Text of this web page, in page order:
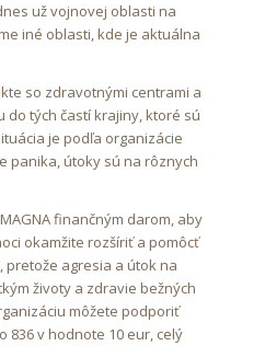
už vojnovej oblasti na
iné oblasti, kde je aktuálna
so zdravotnými centrami a
tých častí krajiny, ktoré sú
je podľa organizácie
panika, útoky sú na rôznych
finančným darom, aby
okamžite rozšíriť a pomôcť
pretože agresia a útok na
životy a zdravie bežných
môžete podporiť
836 v hodnote 10 eur, celý